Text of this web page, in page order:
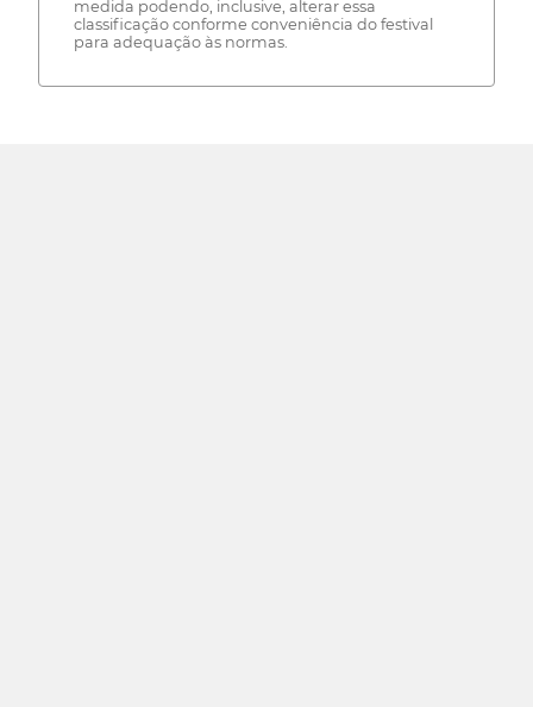
medida podendo, inclusive, alterar essa
classificação conforme conveniência do festival
para adequação às normas.